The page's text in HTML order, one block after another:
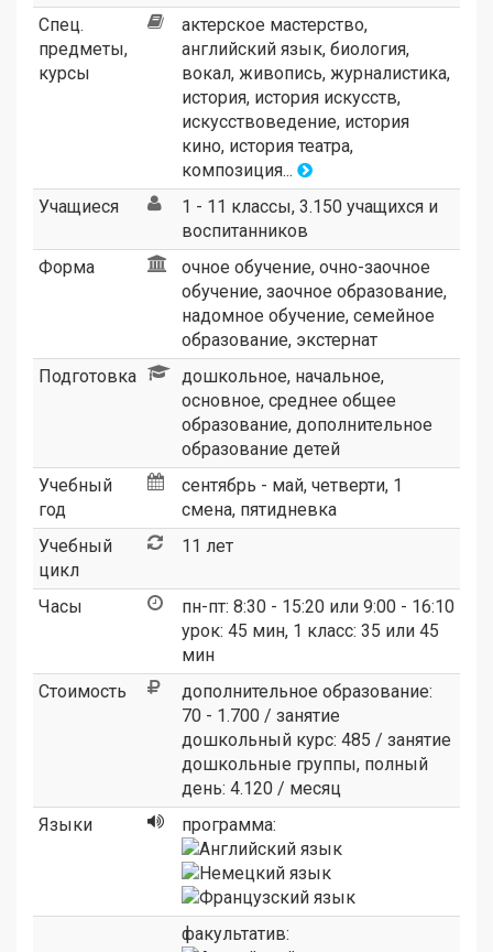
Спец.
предметы,
курсы
актерское мастерство,
английский язык, биология,
вокал, живопись, журналистика,
история, история искусств,
искусствоведение, история
кино, история театра,
композиция...
Учащиеся
1 - 11 классы, 3.150 учащихся и
воспитанников
Форма
очное обучение, очно-заочное
обучение, заочное образование,
надомное обучение, семейное
образование, экстернат
Подготовка
дошкольное, начальное,
основное, среднее общее
образование, дополнительное
образование детей
Учебный
год
сентябрь - май, четверти, 1
смена, пятидневка
Учебный
цикл
11 лет
Часы
пн-пт: 8:30 - 15:20 или 9:00 - 16:10
урок: 45 мин, 1 класс: 35 или 45
мин
Стоимость
дополнительное образование:
70 - 1.700 / занятие
дошкольный курс: 485 / занятие
дошкольные группы, полный
день: 4.120 / месяц
Языки
программа:
факультатив: